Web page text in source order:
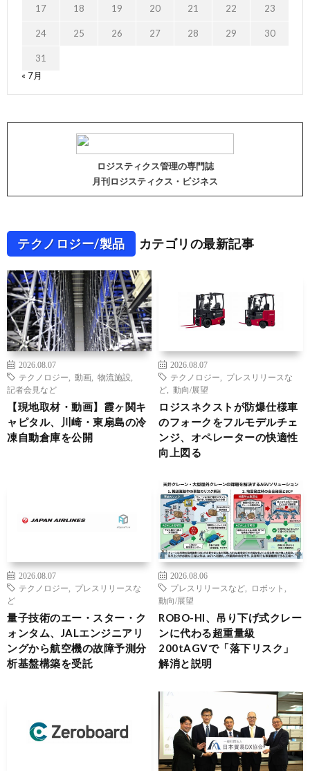
17 18 19 20 21 22 23
24 25 26 27 28 29 30
31
« 7月
ロジスティクス管理の専門誌
月刊ロジスティクス・ビジネス
テクノロジー/製品 カテゴリの最新記事
2026.08.07
テクノロジー
動画 物流施設
記者会見など
【現地取材・動画】霞ヶ関キ
ャピタル、川崎・東扇島の冷
凍自動倉庫を公開
2026.08.07
テクノロジー
プレスリリースな
ど
動向/展望
ロジスネクストが防爆仕様車
のフォークをフルモデルチェ
ンジ、オペレーターの快適性
向上図る
2026.08.07
テクノロジー
プレスリリースな
ど
量子技術のエー・スター・ク
ォンタム、JALエンジニアリ
ングから航空機の故障予測分
析基盤構築を受託
2026.08.06
プレスリリースなど
ロボット
動向/展望
ROBO-HI、吊り下げ式クレー
ンに代わる超重量級
200tAGVで「落下リスク」
解消と説明